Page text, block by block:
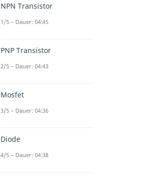
NPN Transistor
1/5 – Dauer: 04:45
PNP Transistor
2/5 – Dauer: 04:43
Mosfet
3/5 – Dauer: 04:36
Diode
4/5 – Dauer: 04:38